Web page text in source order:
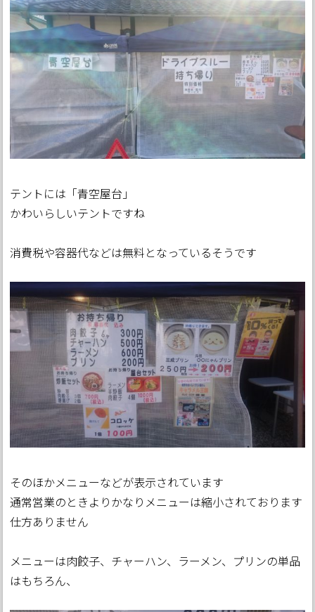
テントには「青空屋台」
かわいらしいテントですね
消費税や容器代などは無料となっているそうです
そのほかメニューなどが表示されています
通常営業のときよりかなりメニューは縮小されております
仕方ありません
メニューは肉餃子、チャーハン、ラーメン、プリンの単品
はもちろん、